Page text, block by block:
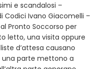
e scandalosi –
Codici Ivano Giacomelli –
Pronto Soccorso per
letto, una visita oppure
d’attesa causano
una parte mettono a